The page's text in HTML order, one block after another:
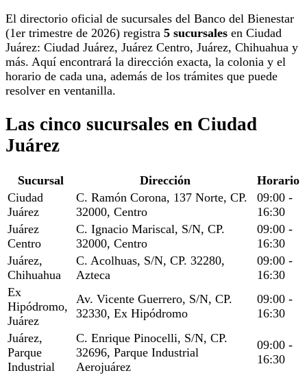
El directorio oficial de sucursales del Banco del Bienestar
(1er trimestre de 2026) registra 5 sucursales en Ciudad
Juárez: Ciudad Juárez, Juárez Centro, Juárez, Chihuahua y
más. Aquí encontrará la dirección exacta, la colonia y el
horario de cada una, además de los trámites que puede
resolver en ventanilla.
Las cinco sucursales en Ciudad
Juárez
Sucursal Dirección
Horario
Ciudad
Juárez
C. Ramón Corona, 137 Norte, CP.
32000, Centro
09:00 -
16:30
Juárez
Centro
C. Ignacio Mariscal, S/N, CP.
32000, Centro
09:00 -
16:30
Juárez,
Chihuahua
C. Acolhuas, S/N, CP. 32280,
Azteca
09:00 -
16:30
Ex
Hipódromo,
Juárez
Av. Vicente Guerrero, S/N, CP.
32330, Ex Hipódromo
09:00 -
16:30
Juárez,
Parque
Industrial
C. Enrique Pinocelli, S/N, CP.
32696, Parque Industrial
Aerojuárez
09:00 -
16:30